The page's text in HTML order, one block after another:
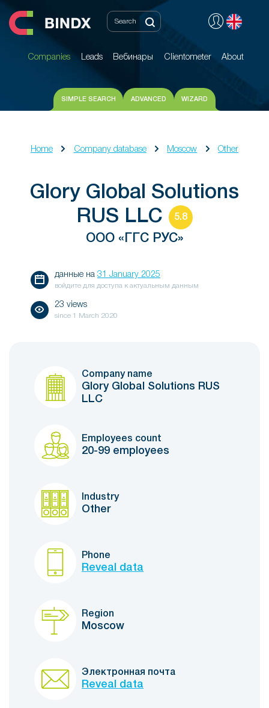
Companies Leads Вебинары Clientometer About
Companies Leads Вебинары Clientometer About
SIMPLE SEARCH ADVANCED WIZARD
Home Company database Moscow Other
Glory Global Solutions
RUS LLC
5.8
ООО «ГГС РУС»
данные на 31 January 2025
войдите для доступа к актуальным данным
23 views
since 1 March 2020
Company name
Glory Global Solutions RUS
LLC
Employees count
20-99 employees
Industry
Other
Phone
Reveal data
Region
Moscow
Электронная почта
Reveal data